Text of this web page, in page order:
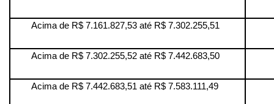
Acima de R$ 7.161.827,53 até R$ 7.302.255,51
Acima de R$ 7.302.255,52 até R$ 7.442.683,50
Acima de R$ 7.442.683,51 até R$ 7.583.111,49